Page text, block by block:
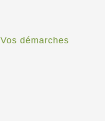
Vos démarches